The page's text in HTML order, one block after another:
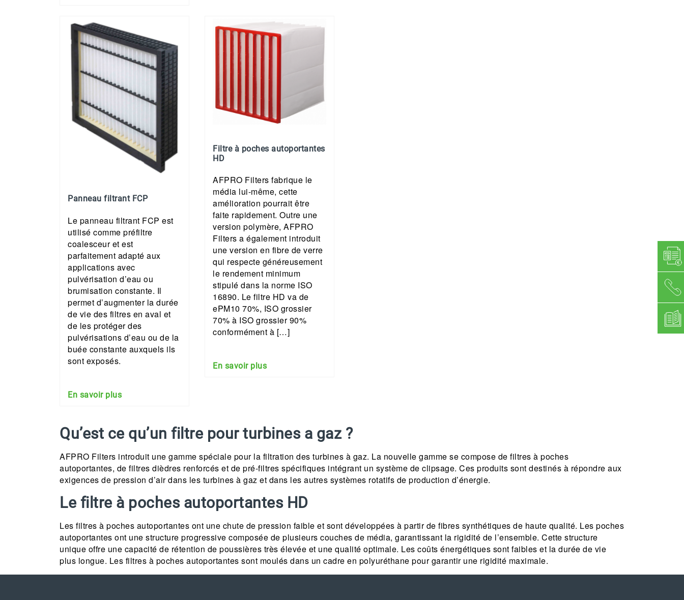
Panneau filtrant FCP
Le panneau filtrant FCP est
utilisé comme préfiltre
coalesceur et est
parfaitement adapté aux
applications avec
pulvérisation d’eau ou
brumisation constante. Il
permet d’augmenter la durée
de vie des filtres en aval et
de les protéger des
pulvérisations d’eau ou de la
buée constante auxquels ils
sont exposés.
En savoir plus
Filtre à poches autoportantes
HD
AFPRO Filters fabrique le
média lui-même, cette
amélioration pourrait être
faite rapidement. Outre une
version polymère, AFPRO
Filters a également introduit
une version en fibre de verre
qui respecte généreusement
le rendement minimum
stipulé dans la norme ISO
16890. Le filtre HD va de
ePM10 70%, ISO grossier
70% à ISO grossier 90%
conformément à […]
En savoir plus
Qu’est ce qu’un filtre pour turbines a gaz ?
AFPRO Filters introduit une gamme spéciale pour la filtration des turbines à gaz. La nouvelle gamme se compose de filtres à poches
autoportantes, de filtres dièdres renforcés et de pré-filtres spécifiques intégrant un système de clipsage. Ces produits sont destinés à répondre aux
exigences de pression d’air dans les turbines à gaz et dans les autres systèmes rotatifs de production d’énergie.
Le filtre à poches autoportantes HD
Les filtres à poches autoportantes ont une chute de pression faible et sont développées à partir de fibres synthétiques de haute qualité. Les poches
autoportantes ont une structure progressive composée de plusieurs couches de média, garantissant la rigidité de l’ensemble. Cette structure
unique offre une capacité de rétention de poussières très élevée et une qualité optimale. Les coûts énergétiques sont faibles et la durée de vie
plus longue. Les filtres à poches autoportantes sont moulés dans un cadre en polyuréthane pour garantir une rigidité maximale.